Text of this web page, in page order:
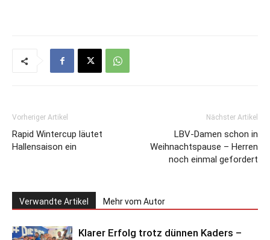
Vorheriger Artikel
Rapid Wintercup läutet
Hallensaison ein
Nächster Artikel
LBV-Damen schon in
Weihnachtspause – Herren
noch einmal gefordert
Verwandte Artikel Mehr vom Autor
Klarer Erfolg trotz dünnen Kaders –